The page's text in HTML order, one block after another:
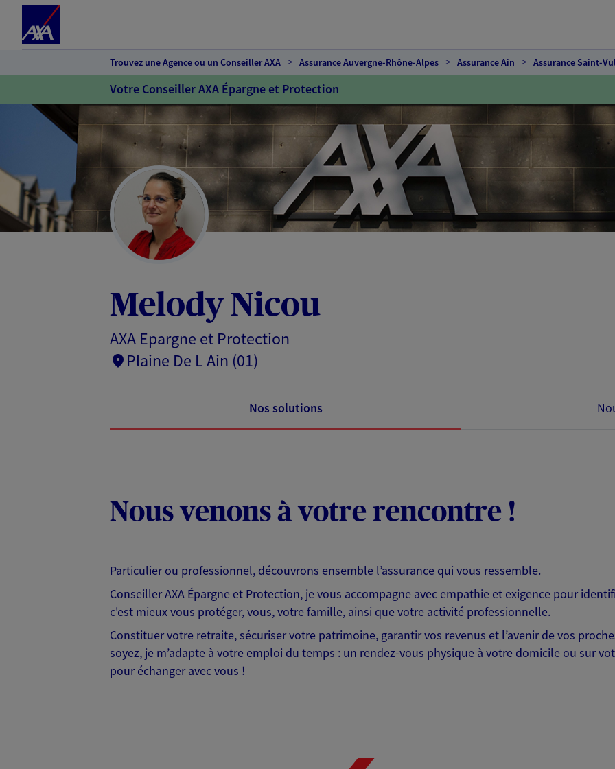
Trouvez une Agence ou un Conseiller AXA Assurance Auvergne-Rhône-Alpes Assurance Ain Assurance Saint-
Votre Conseiller AXA Épargne et Protection
Melody Nicou
AXA Epargne et Protection
Plaine De L Ain (01)
Nos solutions
Nous venons à votre rencontre !
Particulier ou professionnel, découvrons ensemble l’assurance qui vous ressemble.
Conseiller AXA Épargne et Protection, je vous accompagne avec empathie et exigence pour
c'est mieux vous protéger, vous, votre famille, ainsi que votre activité professionnelle.
Constituer votre retraite, sécuriser votre patrimoine, garantir vos revenus et l’avenir de vos
soyez, je m’adapte à votre emploi du temps : un rendez-vous physique à votre domicile ou sur
pour échanger avec vous !